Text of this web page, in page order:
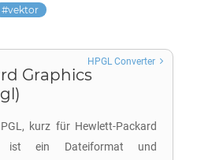
vektor
Graphics
kurz für Hewlett-Packard
ist ein Dateiformat und
HPGL Converter